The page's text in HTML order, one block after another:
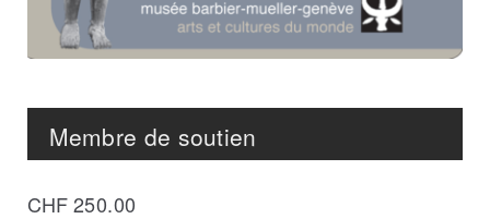
Membre de soutien
CHF250.00